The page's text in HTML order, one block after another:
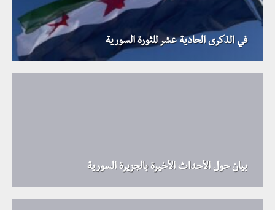
في الذكرى الحادية عشر للثورة السورية
بيان حول الأحداث الأخيرة بالجزيرة السورية